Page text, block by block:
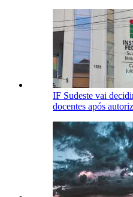
IF Sudeste vai
docentes após